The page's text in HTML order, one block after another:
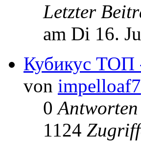
Letzter
am Di 16.
Кубикус ТОП
von impelloaf7
0Antworten
1124